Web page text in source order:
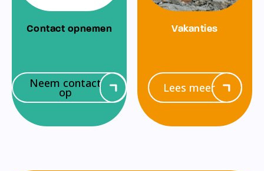
Contact opnemen
Neem contact
op
Vakanties
Lees meer